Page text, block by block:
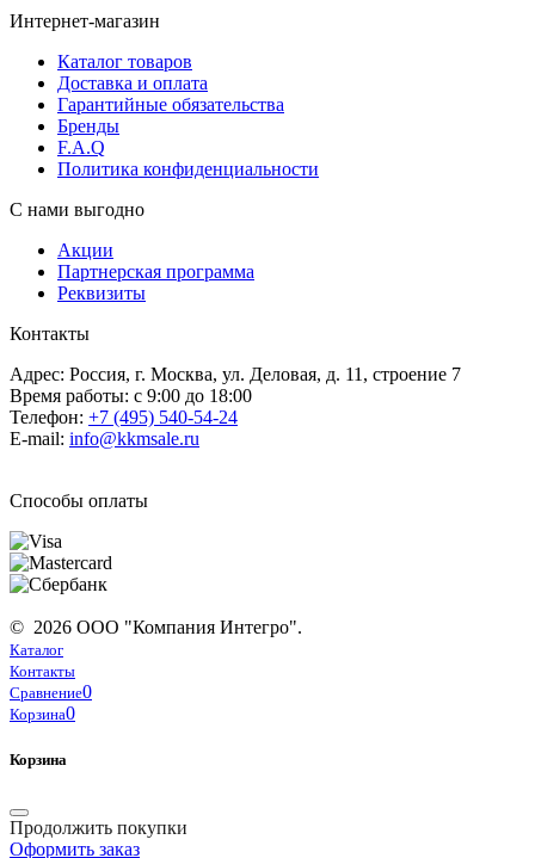
Интернет-магазин
Каталог товаров
Доставка и оплата
Гарантийные обязательства
Бренды
F.A.Q
Политика конфиденциальности
С нами выгодно
Акции
Партнерская программа
Реквизиты
Контакты
Адрес: Россия, г. Москва, ул. Деловая, д. 11, строение 7
Время работы: с 9:00 до 18:00
Телефон: +7 (495) 540-54-24
E-mail: info@kkmsale.ru
Способы оплаты
© 2026 ООО "Компания Интегро".
Каталог
Контакты
Сравнение0
Корзина0
Корзина
Продолжить покупки
Оформить заказ